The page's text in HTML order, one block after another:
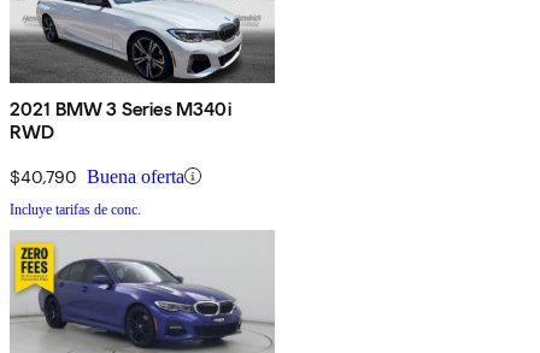
2021 BMW 3 Series M340i
RWD
$40,790 Buena oferta
Incluye tarifas de conc.